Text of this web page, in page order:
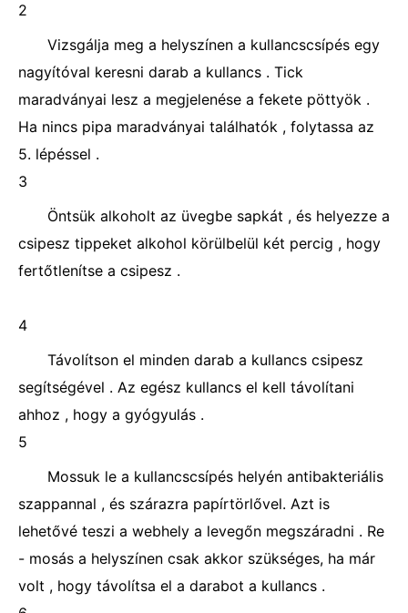
2
Vizsgálja meg a helyszínen a kullancscsípés egy
nagyítóval keresni darab a kullancs . Tick ​​
maradványai lesz a megjelenése a fekete pöttyök .
Ha nincs pipa maradványai találhatók , folytassa az
5. lépéssel .
3
Öntsük alkoholt az üvegbe sapkát , és helyezze a
csipesz tippeket alkohol körülbelül két percig , hogy
fertőtlenítse a csipesz .
4
Távolítson el minden darab a kullancs csipesz
segítségével . Az egész kullancs el kell távolítani
ahhoz , hogy a gyógyulás .
5
Mossuk le a kullancscsípés helyén antibakteriális
szappannal , és szárazra papírtörlővel. Azt is
lehetővé teszi a webhely a levegőn megszáradni . Re
- mosás a helyszínen csak akkor szükséges, ha már
volt , hogy távolítsa el a darabot a kullancs .